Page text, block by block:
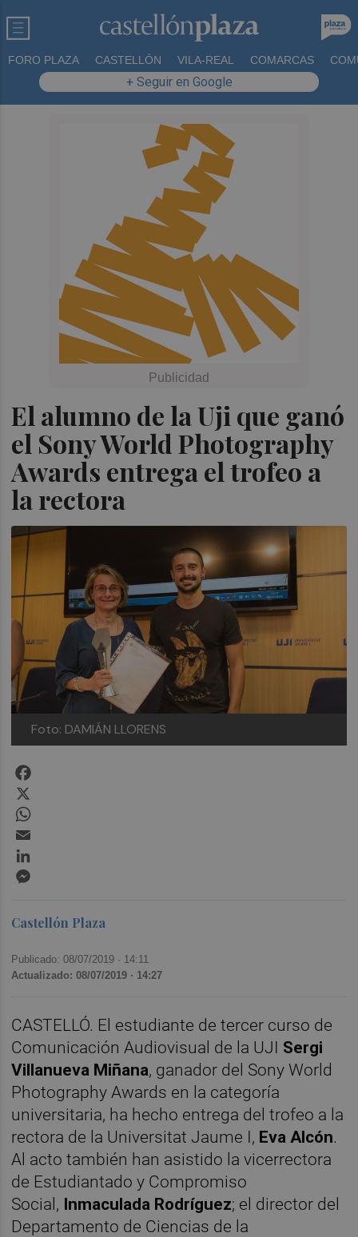
FORO PLAZA CASTELLÓN VILA-REAL COMARCAS
+ Seguir en Google
El alumno de la Uji que ganó
el Sony World Photography
Awards entrega el trofeo a
la rectora
Foto: DAMIÁN LLORENS
Castellón Plaza
Publicado: 08/07/2019 · 14:11
Actualizado: 08/07/2019 · 14:27
CASTELLÓ. El estudiante de tercer curso de
Comunicación Audiovisual de la UJI Sergi
Villanueva Miñana, ganador del Sony World
Photography Awards en la categoría
universitaria, ha hecho entrega del trofeo a la
rectora de la Universitat Jaume I, Eva Alcón.
Al acto también han asistido la vicerrectora
de Estudiantado y Compromiso
Social, Inmaculada Rodríguez; el director del
Departamento de Ciencias de la